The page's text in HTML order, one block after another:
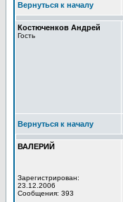
Вернуться к началу
Костюченков Андрей
Гость
Вернуться к началу
ВАЛЕРИЙ
Зарегистрирован:
23.12.2006
Сообщения: 393